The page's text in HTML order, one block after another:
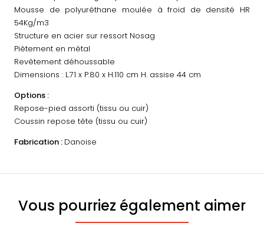
Mousse de polyuréthane moulée à froid de densité HR
54Kg/m3
Structure en acier sur ressort Nosag
Piètement en métal
Revêtement déhoussable
Dimensions : L.71 x P.80 x H.110 cm H. assise 44 cm
Options :
Repose-pied assorti (tissu ou cuir)
Coussin repose tête (tissu ou cuir)
Fabrication : Danoise
Vous pourriez également aimer